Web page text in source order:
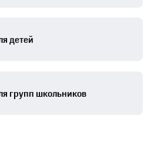
детей
групп школьников